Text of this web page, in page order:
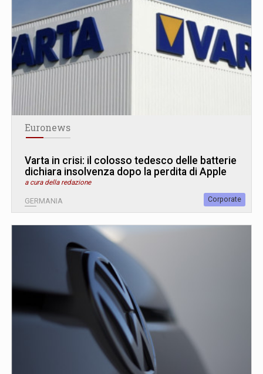
Euronews
Varta in crisi: il colosso tedesco delle batterie
dichiara insolvenza dopo la perdita di Apple
a cura della redazione
GERMANIA Corporate